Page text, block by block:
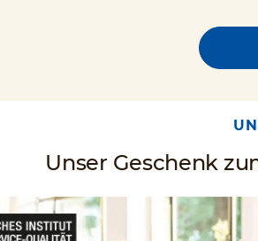
Unser Geschenk